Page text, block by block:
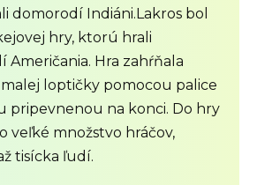
domorodí Indiáni.Lakros bol
hry, ktorú hrali
Američania. Hra zahŕňala
loptičky pomocou palice
pripevnenou na konci. Do hry
veľké množstvo hráčov,
tisícka ľudí.